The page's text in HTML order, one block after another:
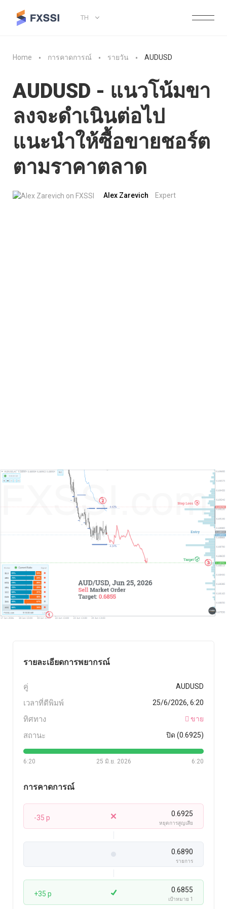
TH
Home การคาดการณ์ รายวัน AUDUSD
AUDUSD - แนวโน้มขา
ลงจะดำเนินต่อไป
แนะนำให้ซื้อขายชอร์ต
ตามราคาตลาด
Alex Zarevich Expert
รายละเอียดการพยากรณ์
คู่ AUDUSD
เวลาที่ตีพิมพ์ 25/6/2026, 6:20
ทิศทาง ขาย
สถานะ ปิด (0.6925)
6:20 6:20
25 มิ.ย. 2026
การคาดการณ์
-35 p 0.6925
หยุดการสูญเสีย
0.6890
รายการ
+35 p 0.6855
เป้าหมาย 1